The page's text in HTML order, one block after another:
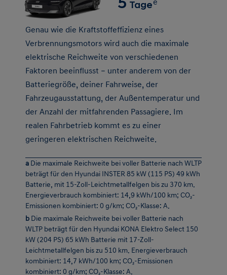
Verbrennungsmotors wird auch die maximale
elektrische Reichweite von verschiedenen
Faktoren beeinflusst – unter anderem von der
Batteriegröße, deiner Fahrweise, der
Fahrzeugausstattung, der Außentemperatur und
der Anzahl der mitfahrenden Passagiere. Im
realen Fahrbetrieb kommt es zu einer
geringeren elektrischen Reichweite.
aDie maximale Reichweite bei voller Batterie nach WLTP
beträgt für den Hyundai INSTER 85 kW (115 PS) 49 kWh
Energieverbrauch kombiniert: 14,9 kWh/100 km; CO₂-
Emissionen kombiniert: 0 g/km; CO₂-Klasse: A.
bDie maximale Reichweite bei voller Batterie nach
WLTP beträgt für den Hyundai KONA Elektro Select 150
kW (204 PS) 65 kWh Batterie mit 17-Zoll-
Leichtmetallfelgen bis zu 510 km. Energieverbrauch
kombiniert: 14,7 kWh/100 km; CO₂-Emissionen
kombiniert: 0 g/km; CO₂-Klasse: A.
c Die maximale Reichweite bei voller Batterie nach WLTP
beträgt für den Hyundai IONIQ 5 mit 168kW (229 PS),
84 kWh Batterie, Heckantrieb und 19-Zoll-